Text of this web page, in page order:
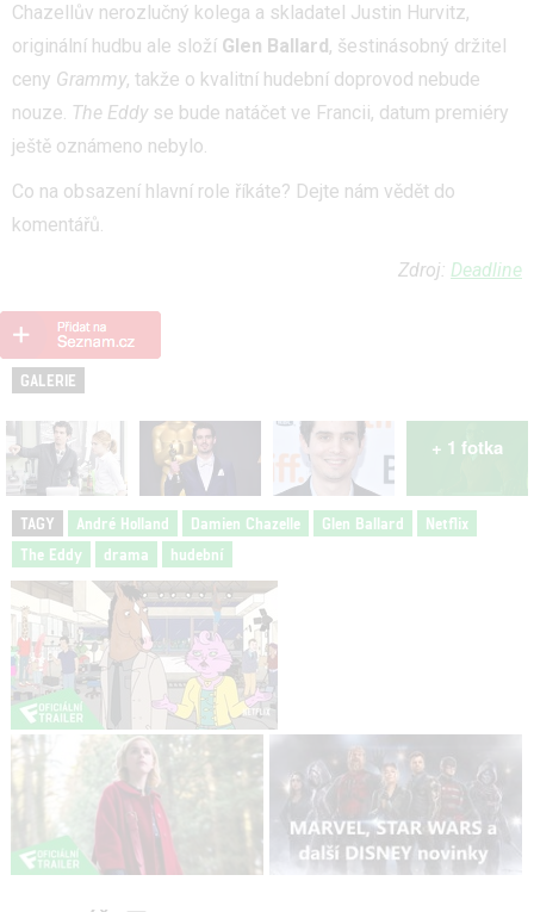
Chazellův nerozlučný kolega a skladatel Justin Hurvitz,
originální hudbu ale složí Glen Ballard , šestinásobný držitel
ceny Grammy, takže o kvalitní hudební doprovod nebude
nouze. The Eddy se bude natáčet ve Francii, datum premiéry
ještě oznámeno nebylo.
Co na obsazení hlavní role říkáte? Dejte nám vědět do
komentářů.
Zdroj: Deadline
GALERIE
+ 1 fotka
TAGY André Holland Damien Chazelle Glen Ballard
Netflix
The Eddy
drama hudební